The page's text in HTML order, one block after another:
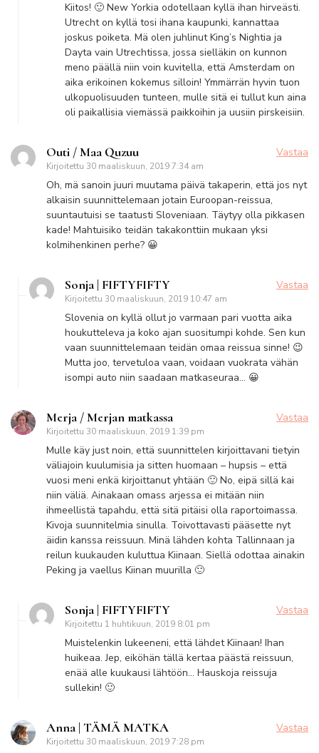
Kiitos! 🙂 New Yorkia odotellaan kyllä ihan hirveästi.
Utrecht on kyllä tosi ihana kaupunki, kannattaa
joskus poiketa. Mä olen juhlinut King’s Nightia ja
Dayta vain Utrechtissa, jossa sielläkin on kunnon
meno päällä niin voin kuvitella, että Amsterdam on
aika erikoinen kokemus silloin! Ymmärrän hyvin tuon
ulkopuolisuuden tunteen, mulle sitä ei tullut kun aina
oli paikallisia viemässä paikkoihin ja uusiin pirskeisiin.
Outi / Maa Quzuu
Kirjoitettu 30 maaliskuun, 2019 7:34 am
Vastaa
Oh, mä sanoin juuri muutama päivä takaperin, että jos nyt
alkaisin suunnittelemaan jotain Euroopan-reissua,
suuntautuisi se taatusti Sloveniaan. Täytyy olla pikkasen
kade! Mahtuisiko teidän takakonttiin mukaan yksi
kolmihenkinen perhe? 😀
Sonja | FIFTYFIFTY
Kirjoitettu 30 maaliskuun, 2019 10:47 am
Vastaa
Slovenia on kyllä ollut jo varmaan pari vuotta aika
houkutteleva ja koko ajan suositumpi kohde. Sen kun
vaan suunnittelemaan teidän omaa reissua sinne! 😉
Mutta joo, tervetuloa vaan, voidaan vuokrata vähän
isompi auto niin saadaan matkaseuraa… 😀
Merja / Merjan matkassa
Kirjoitettu 30 maaliskuun, 2019 1:39 pm
Vastaa
Mulle käy just noin, että suunnittelen kirjoittavani tietyin
väliajoin kuulumisia ja sitten huomaan – hupsis – että
vuosi meni enkä kirjoittanut yhtään 🙂 No, eipä sillä kai
niin väliä. Ainakaan omass arjessa ei mitään niin
ihmeellistä tapahdu, että sitä pitäisi olla raportoimassa.
Kivoja suunnitelmia sinulla. Toivottavasti pääsette nyt
äidin kanssa reissuun. Minä lähden kohta Tallinnaan ja
reilun kuukauden kuluttua Kiinaan. Siellä odottaa ainakin
Peking ja vaellus Kiinan muurilla 🙂
Sonja | FIFTYFIFTY
Kirjoitettu 1 huhtikuun, 2019 8:01 pm
Vastaa
Muistelenkin lukeeneni, että lähdet Kiinaan! Ihan
huikeaa. Jep, eiköhän tällä kertaa päästä reissuun,
enää alle kuukausi lähtöön… Hauskoja reissuja
sullekin! 🙂
Anna | TÄMÄ MATKA
Kirjoitettu 30 maaliskuun, 2019 7:28 pm
Vastaa